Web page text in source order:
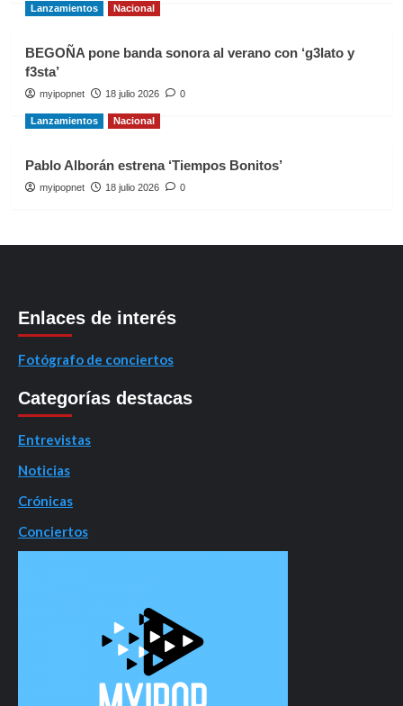
Lanzamientos Nacional
BEGOÑA pone banda sonora al verano con ‘g3lato y
f3sta’
myipopnet 18 julio 2026 0
Lanzamientos Nacional
Pablo Alborán estrena ‘Tiempos Bonitos’
myipopnet 18 julio 2026 0
Enlaces de interés
Fotógrafo de conciertos
Categorías destacas
Entrevistas
Noticias
Crónicas
Conciertos